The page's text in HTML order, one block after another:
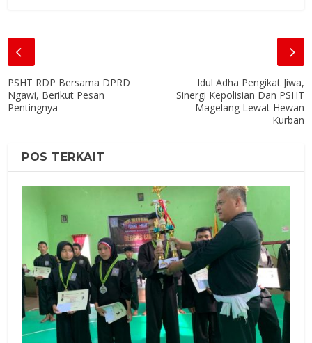
PSHT RDP Bersama DPRD
Ngawi, Berikut Pesan
Pentingnya
Idul Adha Pengikat Jiwa,
Sinergi Kepolisian Dan PSHT
Magelang Lewat Hewan
Kurban
POS TERKAIT